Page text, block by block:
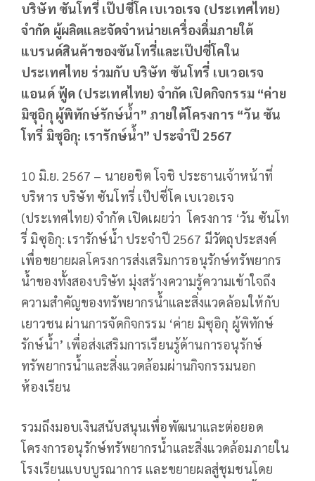
บริษัท ซันโทรี่ เป๊ปซี่โค เบเวอเรจ (ประเทศไทย)
จำกัด ผู้ผลิตและจัดจำหน่ายเครื่องดื่มภายใต้
แบรนด์สินค้าของซันโทรี่และเป๊ปซี่โคใน
ประเทศไทย ร่วมกับ บริษัท ซันโทรี่ เบเวอเรจ
แอนด์ ฟู้ด (ประเทศไทย) จำกัด เปิดกิจกรรม “ค่าย
มิซุอิกุ ผู้พิทักษ์รักษ์น้ำ” ภายใต้โครงการ “วัน ซัน
โทรี่ มิซุอิกุ: เรารักษ์น้ำ” ประจำปี 2567
10 มิ.ย. 2567 – นายอชิต โจชิ ประธานเจ้าหน้าที่
บริหาร บริษัท ซันโทรี่ เป๊ปซี่โค เบเวอเรจ
(ประเทศไทย) จำกัด เปิดเผยว่า โครงการ ‘วัน ซันโท
รี่ มิซุอิกุ: เรารักษ์น้ำ ประจำปี 2567 มีวัตถุประสงค์
เพื่อขยายผลโครงการส่งเสริมการอนุรักษ์ทรัพยากร
น้ำของทั้งสองบริษัท มุ่งสร้างความรู้ความเข้าใจถึง
ความสำคัญของทรัพยากรน้ำและสิ่งแวดล้อมให้กับ
เยาวชน ผ่านการจัดกิจกรรม ‘ค่าย มิซุอิกุ ผู้พิทักษ์
รักษ์น้ำ’ เพื่อส่งเสริมการเรียนรู้ด้านการอนุรักษ์
ทรัพยากรน้ำและสิ่งแวดล้อมผ่านกิจกรรมนอก
ห้องเรียน
รวมถึงมอบเงินสนับสนุนเพื่อพัฒนาและต่อยอด
โครงการอนุรักษ์ทรัพยากรน้ำและสิ่งแวดล้อมภายใน
โรงเรียนแบบบูรณาการ และขยายผลสู่ชุมชนโดย